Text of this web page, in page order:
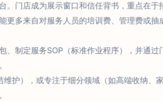
门店成为展示窗口和信任背书，重点在于
更多来自对服务人员的培训费、管理费或抽
、制定服务SOP（标准作业程序），并通过
护），或专注于细分领域（如高端收纳、